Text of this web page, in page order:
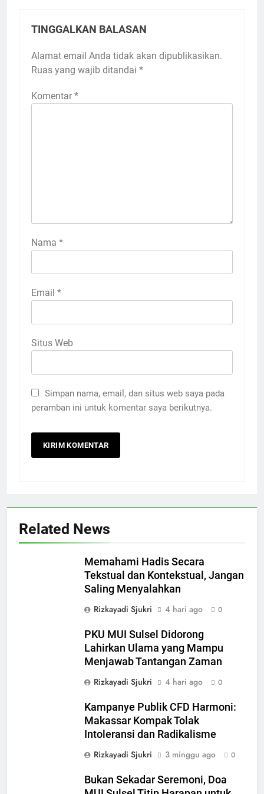
TINGGALKAN BALASAN
Alamat email Anda tidak akan dipublikasikan.
Ruas yang wajib ditandai *
Komentar *
Nama *
Email *
Situs Web
Simpan nama, email, dan situs web saya pada
peramban ini untuk komentar saya berikutnya.
Related News
Memahami Hadis Secara
Tekstual dan Kontekstual, Jangan
Saling Menyalahkan
Rizkayadi Sjukri
4 hari ago 0
PKU MUI Sulsel Didorong
Lahirkan Ulama yang Mampu
Menjawab Tantangan Zaman
Rizkayadi Sjukri
4 hari ago 0
Kampanye Publik CFD Harmoni:
Makassar Kompak Tolak
Intoleransi dan Radikalisme
Rizkayadi Sjukri
3 minggu ago 0
Bukan Sekadar Seremoni, Doa